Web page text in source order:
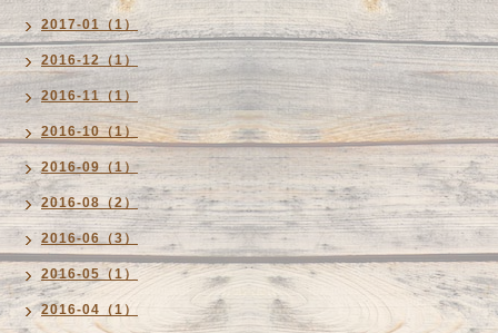
2017-01（1）
2016-12（1）
2016-11（1）
2016-10（1）
2016-09（1）
2016-08（2）
2016-06（3）
2016-05（1）
2016-04（1）